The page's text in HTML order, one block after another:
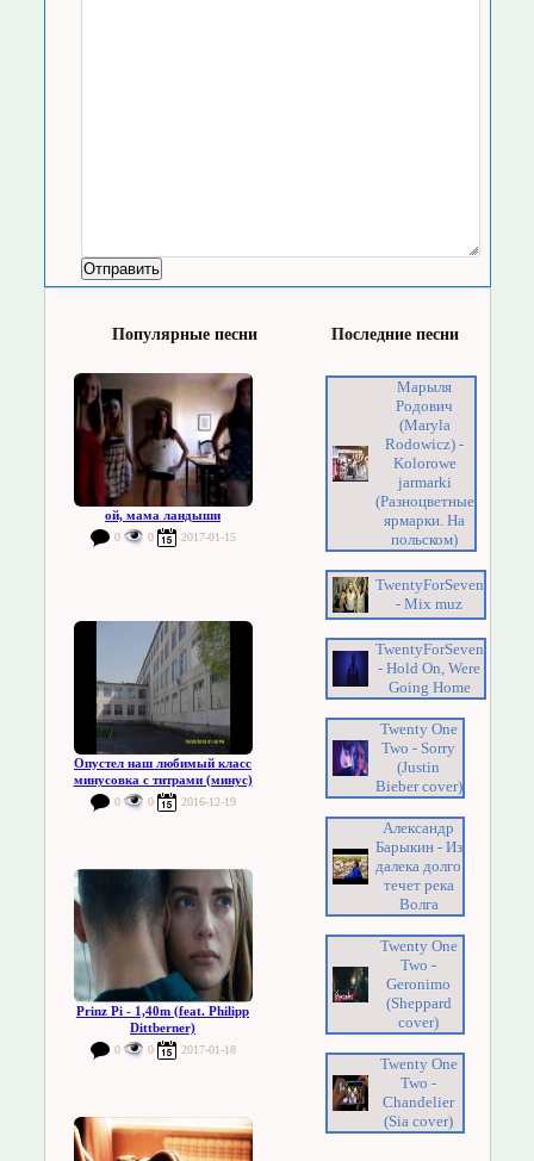
Популярные песни
ой, мама ландыши
0 0 2017-01-15
Опустел наш любимый класс
минусовка с титрами (минус)
0 0 2016-12-19
Prinz Pi - 1,40m (feat. Philipp
Dittberner)
0 0 2017-01-18
Последние песни
Марыля
Родович
(Maryla
Rodowicz) -
Kolorowe
jarmarki
(Разноцветные
ярмарки. На
польском)
TwentyForSeven
- Mix muz
TwentyForSeven
- Hold On, Were
Going Home
Twenty One
Two - Sorry
(Justin
Bieber cover)
Александр
Барыкин - Из
далека долго
течет река
Волга
Twenty One
Two -
Geronimo
(Sheppard
cover)
Twenty One
Two -
Chandelier
(Sia cover)